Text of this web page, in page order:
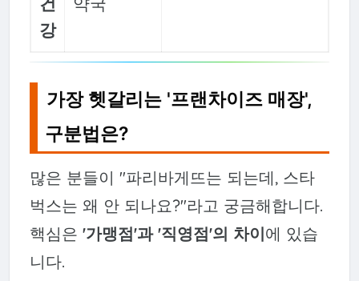
강
가장 헷갈리는 '프랜차이즈 매장',
구분법은?
많은 분들이 "파리바게뜨는 되는데, 스타
벅스는 왜 안 되나요?"라고 궁금해합니다.
핵심은 '가맹점'과 '직영점'의 차이에 있습
니다.